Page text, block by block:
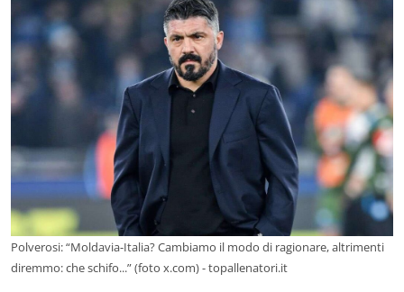
Polverosi: “Moldavia-Italia? Cambiamo il modo di ragionare, altrimenti
diremmo: che schifo...” (foto x.com) - topallenatori.it